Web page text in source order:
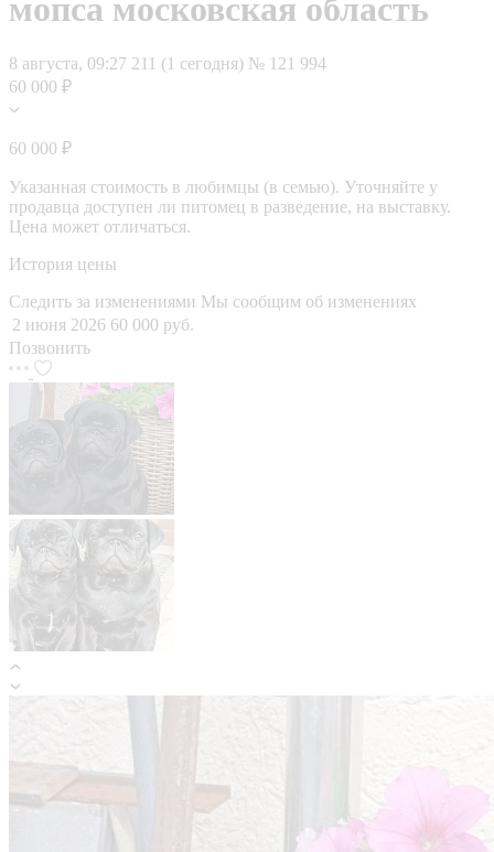
мопса московская область
8 августа, 09:27 211 (1 сегодня) № 121 994
60 000 ₽
60 000 ₽
Указанная стоимость в любимцы (в семью). Уточняйте у
продавца доступен ли питомец в разведение, на выставку.
Цена может отличаться.
История цены
Следить за изменениями Мы сообщим об изменениях
2 июня 2026 60 000 руб.
Позвонить